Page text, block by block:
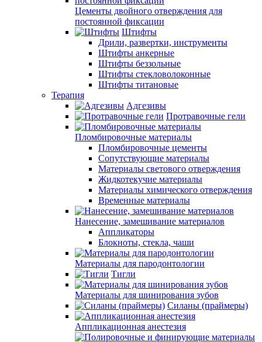
Цементы двойного отверждения для
постоянной фиксации
Штифты
Дрили, развертки, инструменты
Штифты анкерные
Штифты беззольные
Штифты стекловолоконные
Штифты титановые
Терапия
Адгезивы
Протравочные гели
Пломбировочные материалы
Пломбировочные цементы
Сопутствующие материалы
Материалы светового отверждения
Жидкотекучие материалы
Материалы химического отверждения
Временные материалы
Нанесение, замешивание материалов
Аппликаторы
Блокноты, стекла, чаши
Материалы для пародонтологии
Тигли
Материалы для шинирования зубов
Силаны (праймеры)
Аппликационная анестезия